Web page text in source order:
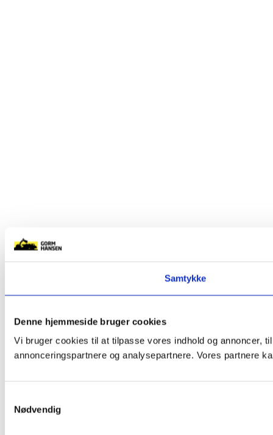
Samtykke
Denne hjemmeside bruger cookies
Vi bruger cookies til at tilpasse vores indhold og annoncer,
annonceringspartnere og analysepartnere. Vores partnere
Nødvendig